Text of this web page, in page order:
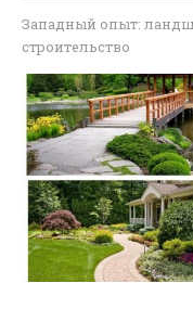
Западный опыт:
строительство